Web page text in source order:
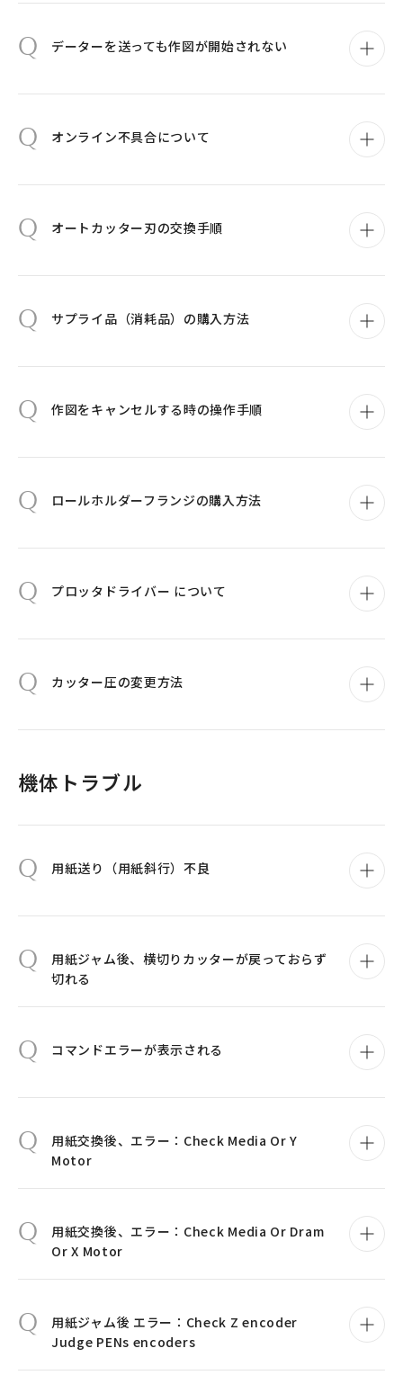
Q データーを送っても作図が開始されない
Q オンライン不具合について
Q オートカッター刃の交換手順
Q サプライ品（消耗品）の購入方法
Q 作図をキャンセルする時の操作手順
Q ロールホルダーフランジの購入方法
Q プロッタドライバー について
Q カッター圧の変更方法
機体トラブル
Q 用紙送り（用紙斜行）不良
Q
用紙ジャム後、横切りカッターが戻っておらず
切れる
Q コマンドエラーが表示される
Q
用紙交換後、エラー：Check Media Or Y
Motor
Q
用紙交換後、エラー：Check Media Or Dram
Or X Motor
Q
用紙ジャム後 エラー：Check Z encoder
Judge PENs encoders